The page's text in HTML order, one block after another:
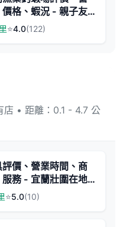
價格、蝦況 - 親子友
蝦體驗
⭐4.0(122)
店 • 距離：0.1 - 4.7 公
評價、營業時間、商
服務 - 宜蘭壯圍在地
⭐5.0(10)